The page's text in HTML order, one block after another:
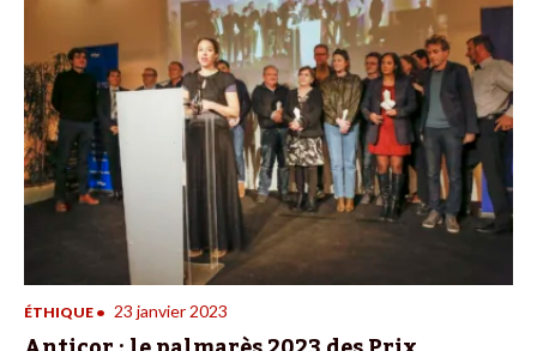
ÉTHIQUE • 23 janvier 2023